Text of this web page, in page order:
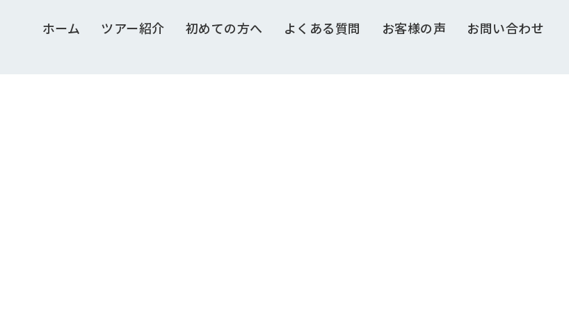
ホーム ツアー紹介 初めての方へ よくある質問 お客様の声 お問い合わせ